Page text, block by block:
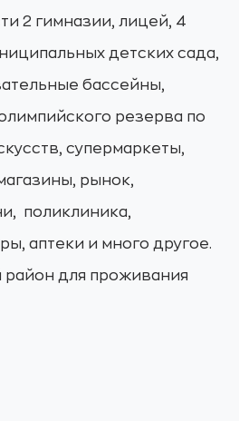
2 гимназии, лицей, 4
детских сада,
бассейны,
резерва по
супермаркеты,
рынок,
поликлиника,
аптеки и много другое.
для проживания